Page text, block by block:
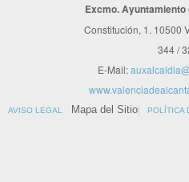
Excmo.
Constitución, 1. 10500
344 /
E-Mail:
AVISO LEGAL Mapa del Sitio POLÍTICA